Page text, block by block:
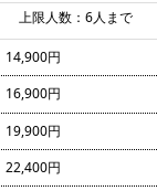
上限人数：6人まで
14,900円
16,900円
19,900円
22,400円